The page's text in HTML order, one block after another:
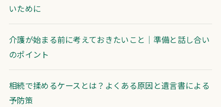
いために
介護が始まる前に考えておきたいこと｜準備と話し合い
のポイント
相続で揉めるケースとは？よくある原因と遺言書による
予防策